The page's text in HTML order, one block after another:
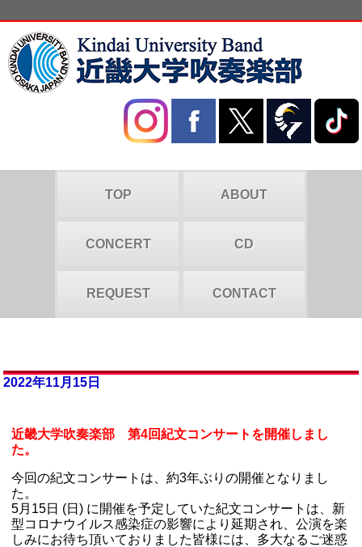
TOP ABOUT
CONCERT CD
REQUEST CONTACT
2022年11月15日
近畿大学吹奏楽部 第4回紀文コンサートを開催しまし
た。
今回の紀文コンサートは、約3年ぶりの開催となりまし
た。
5月15日 (日) に開催を予定していた紀文コンサートは、新
型コロナウイルス感染症の影響により延期され、公演を楽
しみにお待ち頂いておりました皆様には、多大なるご迷惑